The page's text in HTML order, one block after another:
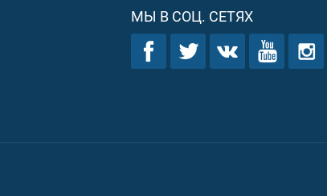
МЫ В СОЦ. СЕТЯХ